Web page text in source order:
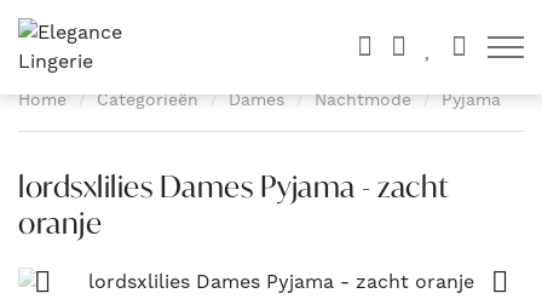
Toon
Home Categorieën Dames Nachtmode Pyjama
lordsxlilies Dames Pyjama - zacht
oranje